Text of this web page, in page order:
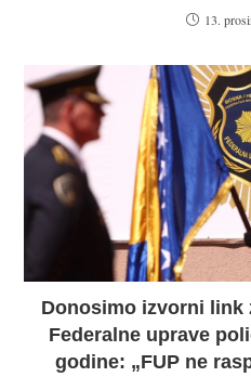
13.
Donosimo izvorni link
Federalne uprave
godine: „FUP ne